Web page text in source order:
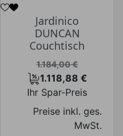
Jardinico
DUNCAN
Couchtisch
Verkaufspreis
1.184,00 €
Preis
1.118,88 €
Ihr Spar-Preis
Preise inkl. ges.
MwSt.